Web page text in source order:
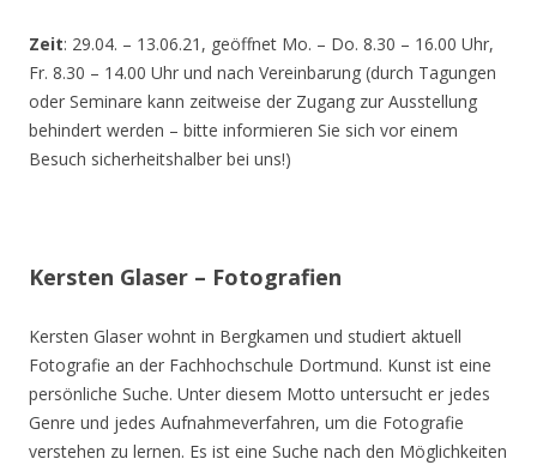
Zeit: 29.04. – 13.06.21, geöffnet Mo. – Do. 8.30 – 16.00 Uhr,
Fr. 8.30 – 14.00 Uhr und nach Vereinbarung (durch Tagungen
oder Seminare kann zeitweise der Zugang zur Ausstellung
behindert werden – bitte informieren Sie sich vor einem
Besuch sicherheitshalber bei uns!)
Kersten Glaser – Fotografien
Kersten Glaser wohnt in Bergkamen und studiert aktuell
Fotografie an der Fachhochschule Dortmund. Kunst ist eine
persönliche Suche. Unter diesem Motto untersucht er jedes
Genre und jedes Aufnahmeverfahren, um die Fotografie
verstehen zu lernen. Es ist eine Suche nach den Möglichkeiten